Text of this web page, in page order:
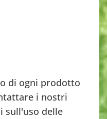
di ogni prodotto
i nostri
sull'uso delle